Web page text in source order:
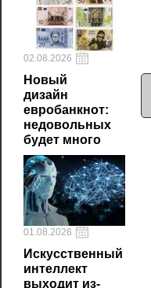
02.08.2026
Новый
дизайн
евробанкнот:
недовольных
будет много
01.08.2026
Искусственный
интеллект
выходит из-